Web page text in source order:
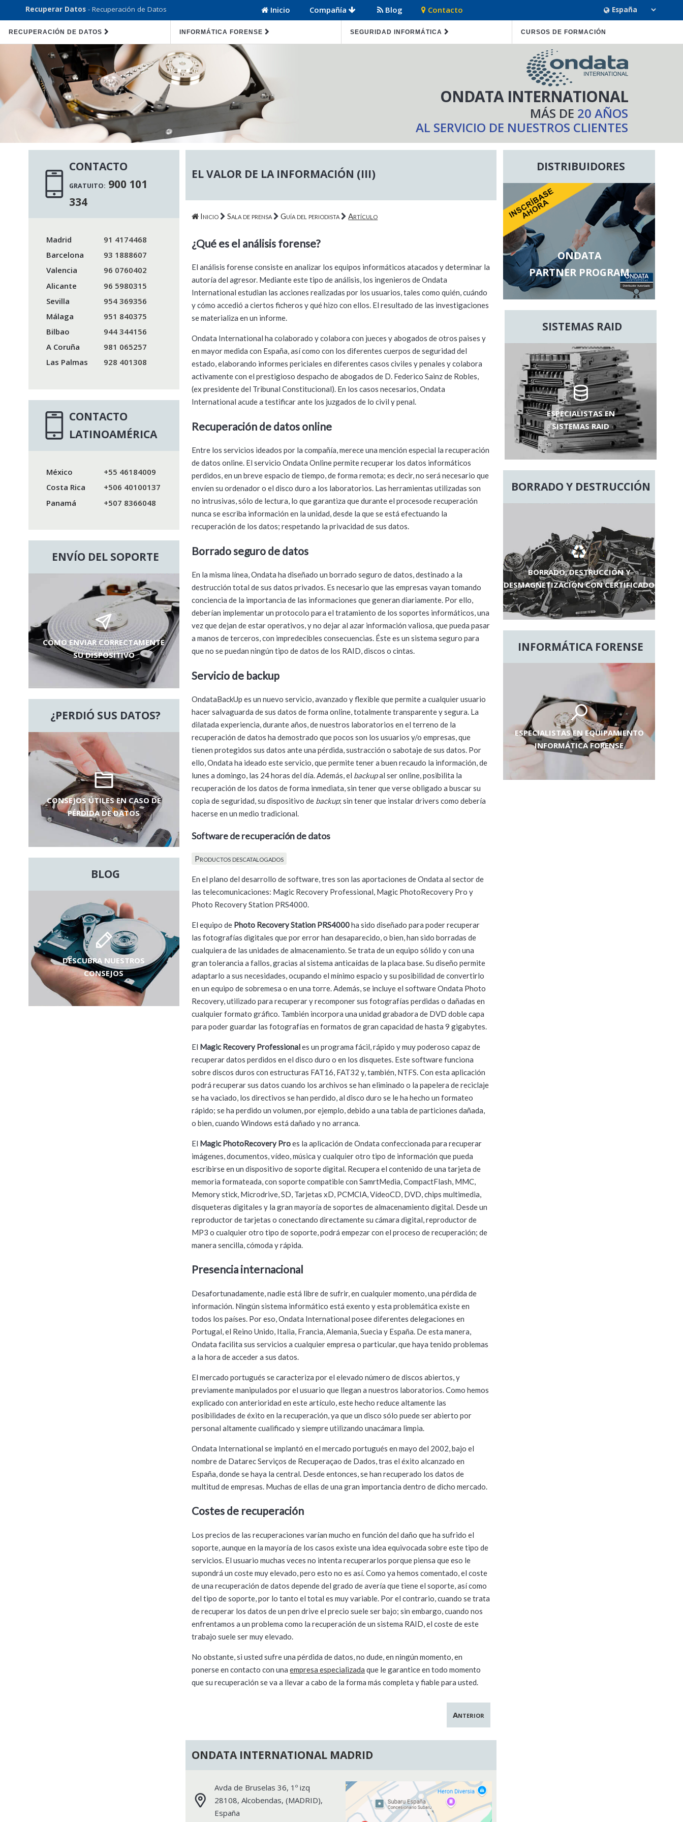
Recuperar Datos - Recuperación de Datos Inicio Compañía Blog Contacto
RECUPERACIÓN DE DATOS INFORMÁTICA FORENSE SEGURIDAD INFORMÁTICA CURSOS DE FORMACIÓN
ONDATA INTERNATIONAL
MÁS DE 20 AÑOS
AL SERVICIO DE NUESTROS CLIENTES
EL VALOR DE LA INFORMACIÓN (III)
Inicio Sala de prensa Guía del periodista Artículo
¿Qué es el análisis forense?
El análisis forense consiste en analizar los equipos informáticos atacados y determinar la
autoría del agresor. Mediante este tipo de análisis, los ingenieros de Ondata
International estudian las acciones realizadas por los usuarios, tales como quién, cuándo
y cómo accedió a ciertos ficheros y qué hizo con ellos. El resultado de las investigaciones
se materializa en un informe.
Ondata International ha colaborado y colabora con jueces y abogados de otros paises y
en mayor medida con España, así como con los diferentes cuerpos de seguridad del
estado, elaborando informes periciales en diferentes casos civiles y penales y colabora
activamente con el prestigioso despacho de abogados de D. Federico Sainz de Robles,
(ex presidente del Tribunal Constitucional). En los casos necesarios, Ondata
International acude a testificar ante los juzgados de lo civil y penal.
Recuperación de datos online
Entre los servicios ideados por la compañía, merece una mención especial la recuperación
de datos online. El servicio Ondata Online permite recuperar los datos informáticos
perdidos, en un breve espacio de tiempo, de forma remota; es decir, no será necesario que
envíen su ordenador o el disco duro a los laboratorios. Las herramientas utilizadas son
no intrusivas, sólo de lectura, lo que garantiza que durante el procesode recuperación
nunca se escriba información en la unidad, desde la que se está efectuando la
recuperación de los datos; respetando la privacidad de sus datos.
Borrado seguro de datos
En la misma línea, Ondata ha diseñado un borrado seguro de datos, destinado a la
destrucción total de sus datos privados. Es necesario que las empresas vayan tomando
conciencia de la importancia de las informaciones que generan diariamente. Por ello,
deberían implementar un protocolo para el tratamiento de los soportes informáticos, una
vez que dejan de estar operativos, y no dejar al azar información valiosa, que pueda pasar
a manos de terceros, con impredecibles consecuencias. Éste es un sistema seguro para
que no se puedan ningún tipo de datos de los RAID, discos o cintas.
Servicio de backup
OndataBackUp es un nuevo servicio, avanzado y flexible que permite a cualquier usuario
hacer salvaguarda de sus datos de forma online, totalmente transparente y segura. La
dilatada experiencia, durante años, de nuestros laboratorios en el terreno de la
recuperación de datos ha demostrado que pocos son los usuarios y/o empresas, que
tienen protegidos sus datos ante una pérdida, sustracción o sabotaje de sus datos. Por
ello, Ondata ha ideado este servicio, que permite tener a buen recaudo la información, de
lunes a domingo, las 24 horas del día. Además, el backupal ser online, posibilita la
recuperación de los datos de forma inmediata, sin tener que verse obligado a buscar su
copia de seguridad, su dispositivo de backup; sin tener que instalar drivers como debería
hacerse en un medio tradicional.
Software de recuperación de datos
Productos descatalogados
En el plano del desarrollo de software, tres son las aportaciones de Ondata al sector de
las telecomunicaciones: Magic Recovery Professional, Magic PhotoRecovery Pro y
Photo Recovery Station PRS4000.
El equipo de Photo Recovery Station PRS4000ha sido diseñado para poder recuperar
las fotografías digitales que por error han desaparecido, o bien, han sido borradas de
cualquiera de las unidades de almacenamiento. Se trata de un equipo sólido y con una
gran tolerancia a fallos, gracias al sistema anticaídas de la placa base. Su diseño permite
adaptarlo a sus necesidades, ocupando el mínimo espacio y su posibilidad de convertirlo
en un equipo de sobremesa o en una torre. Además, se incluye el software Ondata Photo
Recovery, utilizado para recuperar y recomponer sus fotografías perdidas o dañadas en
cualquier formato gráfico. También incorpora una unidad grabadora de DVD doble capa
para poder guardar las fotografías en formatos de gran capacidad de hasta 9 gigabytes.
El Magic Recovery Professionales un programa fácil, rápido y muy poderoso capaz de
recuperar datos perdidos en el disco duro o en los disquetes. Este software funciona
sobre discos duros con estructuras FAT16, FAT32 y, también, NTFS. Con esta aplicación
podrá recuperar sus datos cuando los archivos se han eliminado o la papelera de reciclaje
se ha vaciado, los directivos se han perdido, al disco duro se le ha hecho un formateo
rápido; se ha perdido un volumen, por ejemplo, debido a una tabla de particiones dañada,
o bien, cuando Windows está dañado y no arranca.
El Magic PhotoRecovery Proes la aplicación de Ondata confeccionada para recuperar
imágenes, documentos, vídeo, música y cualquier otro tipo de información que pueda
escribirse en un dispositivo de soporte digital. Recupera el contenido de una tarjeta de
memoria formateada, con soporte compatible con SamrtMedia, CompactFlash, MMC,
Memory stick, Microdrive, SD, Tarjetas xD, PCMCIA, VídeoCD, DVD, chips multimedia,
disqueteras digitales y la gran mayoría de soportes de almacenamiento digital. Desde un
reproductor de tarjetas o conectando directamente su cámara digital, reproductor de
MP3 o cualquier otro tipo de soporte, podrá empezar con el proceso de recuperación; de
manera sencilla, cómoda y rápida.
Presencia internacional
Desafortunadamente, nadie está libre de sufrir, en cualquier momento, una pérdida de
información. Ningún sistema informático está exento y esta problemática existe en
todos los países. Por eso, Ondata International posee diferentes delegaciones en
Portugal, el Reino Unido, Italia, Francia, Alemania, Suecia y España. De esta manera,
Ondata facilita sus servicios a cualquier empresa o particular, que haya tenido problemas
a la hora de acceder a sus datos.
El mercado portugués se caracteriza por el elevado número de discos abiertos, y
previamente manipulados por el usuario que llegan a nuestros laboratorios. Como hemos
explicado con anterioridad en este artículo, este hecho reduce altamente las
posibilidades de éxito en la recuperación, ya que un disco sólo puede ser abierto por
personal altamente cualificado y siempre utilizando unacámara limpia.
Ondata International se implantó en el mercado portugués en mayo del 2002, bajo el
nombre de Datarec Serviços de Recuperaçao de Dados, tras el éxito alcanzado en
España, donde se haya la central. Desde entonces, se han recuperado los datos de
multitud de empresas. Muchas de ellas de una gran importancia dentro de dicho mercado.
Costes de recuperación
Los precios de las recuperaciones varían mucho en función del daño que ha sufrido el
soporte, aunque en la mayoría de los casos existe una idea equivocada sobre este tipo de
servicios. El usuario muchas veces no intenta recuperarlos porque piensa que eso le
supondrá un coste muy elevado, pero esto no es así. Como ya hemos comentado, el coste
de una recuperación de datos depende del grado de avería que tiene el soporte, así como
del tipo de soporte, por lo tanto el total es muy variable. Por el contrario, cuando se trata
de recuperar los datos de un pen drive el precio suele ser bajo; sin embargo, cuando nos
enfrentamos a un problema como la recuperación de un sistema RAID, el coste de este
trabajo suele ser muy elevado.
No obstante, si usted sufre una pérdida de datos, no dude, en ningún momento, en
ponerse en contacto con unaempresa especializada que le garantice en todo momento
que su recuperación se va a llevar a cabo de la forma más completa y fiable para usted.
Anterior
ONDATA INTERNATIONAL MADRID
Avda de Bruselas 36, 1º izq
28108,Alcobendas, (MADRID),
España
DISTRIBUIDORES
ONDATA
PARTNER PROGRAM
SISTEMAS RAID
ESPECIALISTAS EN
SISTEMAS RAID
BORRADO Y DESTRUCCIÓN
BORRADO, DESTRUCCIÓN Y
DESMAGNETIZACIÓN CON CERTIFICADO
INFORMÁTICA FORENSE
ESPECIALISTAS EN EQUIPAMIENTO
INFORMÁTICA FORENSE
CONTACTO
GRATUITO: 900 101
334
Madrid
91 4174468
Barcelona
93 1888607
Valencia
96 0760402
Alicante
96 5980315
Sevilla
954 369356
Málaga
951 840375
Bilbao
944 344156
A Coruña
981 065257
Las Palmas
928 401308
CONTACTO
LATINOAMÉRICA
México
+55 46184009
Costa Rica
+506 40100137
Panamá
+507 8366048
ENVÍO DEL SOPORTE
CÓMO ENVIAR CORRECTAMENTE
SU DISPOSITIVO
¿PERDIÓ SUS DATOS?
CONSEJOS ÚTILES EN CASO DE
PÉRDIDA DE DATOS
BLOG
DESCUBRA NUESTROS
CONSEJOS